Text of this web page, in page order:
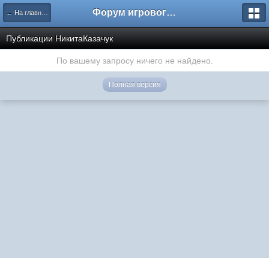
← На главную Форум игрового проекта Riverrise
Публикации НикитаКазачук
По вашему запросу ничего не найдено.
Полная версия